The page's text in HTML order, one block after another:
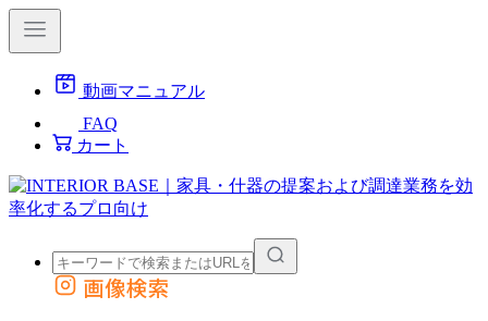
動画マニュアル
FAQ
カート
外部サイトの商品をカートに追加
画像検索